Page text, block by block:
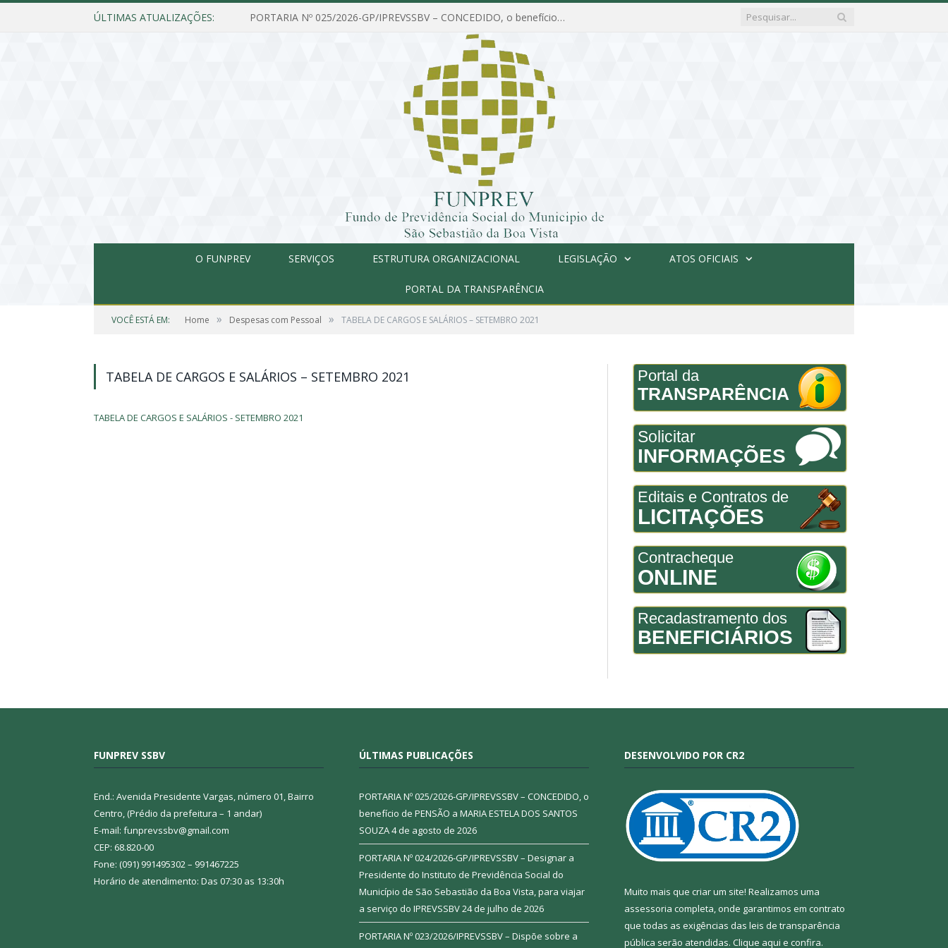
ÚLTIMAS ATUALIZAÇÕES: PORTARIA Nº 025/2026-GP/IPREVSSBV – CONCEDIDO, o benefício de PENSÃO a MARIA ESTELA DOS SANTOS SOUZA
O FUNPREV SERVIÇOS ESTRUTURA ORGANIZACIONAL LEGISLAÇÃO ATOS OFICIAIS
PORTAL DA TRANSPARÊNCIA
VOCÊ ESTÁ EM: Home » Despesas com Pessoal » TABELA DE CARGOS E SALÁRIOS – SETEMBRO 2021
TABELA DE CARGOS E SALÁRIOS – SETEMBRO 2021
TABELA DE CARGOS E SALÁRIOS - SETEMBRO 2021
Portal da
TRANSPARÊNCIA
Solicitar
INFORMAÇÕES
Editais e Contratos de
LICITAÇÕES
Contracheque
ONLINE
Recadastramento dos
BENEFICIÁRIOS
FUNPREV SSBV
End.: Avenida Presidente Vargas, número 01, Bairro
Centro, (Prédio da prefeitura – 1 andar)
E-mail: funprevssbv@gmail.com
CEP: 68.820-00
Fone: (091) 991495302 – 991467225
Horário de atendimento: Das 07:30 as 13:30h
ÚLTIMAS PUBLICAÇÕES
PORTARIA Nº 025/2026-GP/IPREVSSBV – CONCEDIDO, o
benefício de PENSÃO a MARIA ESTELA DOS SANTOS
SOUZA4 de agosto de 2026
PORTARIA Nº 024/2026-GP/IPREVSSBV – Designar a
Presidente do Instituto de Previdência Social do
Município de São Sebastião da Boa Vista, para viajar
a serviço do IPREVSSBV24 de julho de 2026
PORTARIA Nº 023/2026/IPREVSSBV – Dispõe sobre a
DESENVOLVIDO POR CR2
Muito mais que criar um site! Realizamos uma
assessoria completa, onde garantimos em contrato
que todas as exigências das leis de transparência
pública serão atendidas. Clique aqui e confira.